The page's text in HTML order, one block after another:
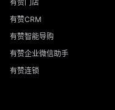
有赞门店
有赞CRM
有赞智能导购
有赞企业微信助手
有赞连锁